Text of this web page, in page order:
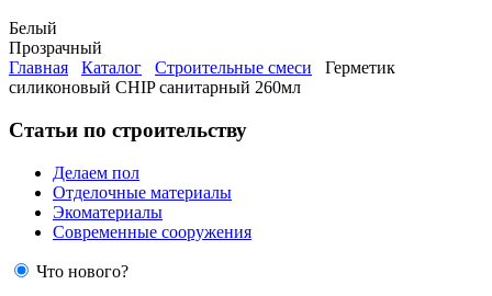
Белый
Прозрачный
Главная
Каталог Строительные смеси
Герметик
силиконовый CHIP санитарный 260мл
Статьи по строительству
Делаем пол
Отделочные материалы
Экоматериалы
Современные сооружения
Что нового?